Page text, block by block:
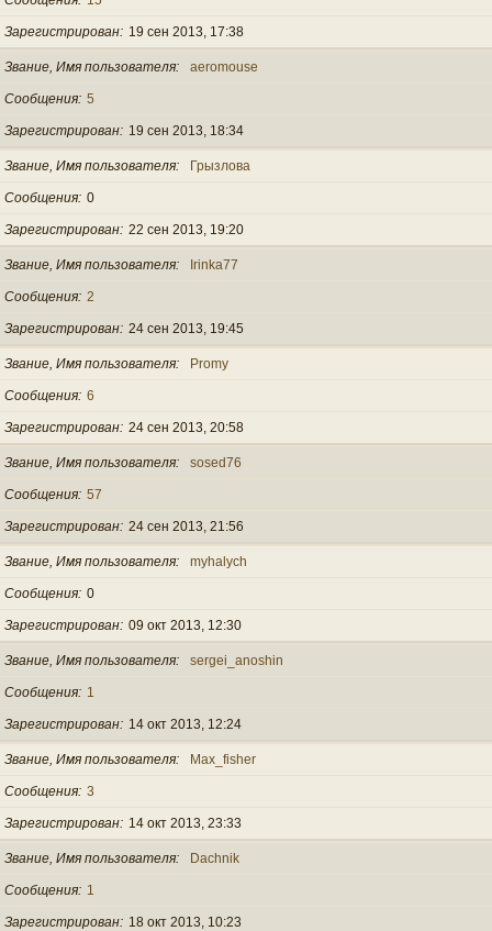
Зарегистрирован 19 сен 2013, 17:38
Звание, Имя пользователя aeromouse
Сообщения 5
Зарегистрирован 19 сен 2013, 18:34
Звание, Имя пользователя Грызлова
Сообщения 0
Зарегистрирован 22 сен 2013, 19:20
Звание, Имя пользователя Irinka77
Сообщения 2
Зарегистрирован 24 сен 2013, 19:45
Звание, Имя пользователя Promy
Сообщения 6
Зарегистрирован 24 сен 2013, 20:58
Звание, Имя пользователя sosed76
Сообщения 57
Зарегистрирован 24 сен 2013, 21:56
Звание, Имя пользователя myhalych
Сообщения 0
Зарегистрирован 09 окт 2013, 12:30
Звание, Имя пользователя sergei_anoshin
Сообщения 1
Зарегистрирован 14 окт 2013, 12:24
Звание, Имя пользователя Max_fisher
Сообщения 3
Зарегистрирован 14 окт 2013, 23:33
Звание, Имя пользователя Dachnik
Сообщения 1
Зарегистрирован 18 окт 2013, 10:23